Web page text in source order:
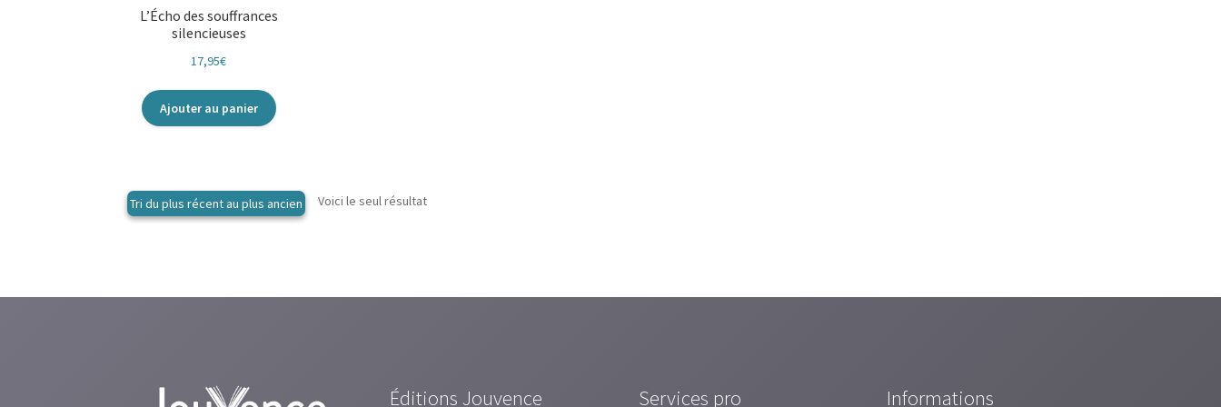
L’Écho des souffrances
silencieuses
17,95€
Ajouter au panier
Voici le seul résultat
Éditions Jouvence Services pro Informations